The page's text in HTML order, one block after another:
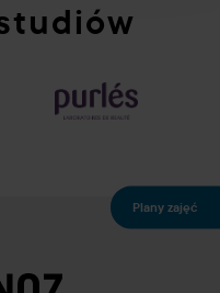
Plany zajęć